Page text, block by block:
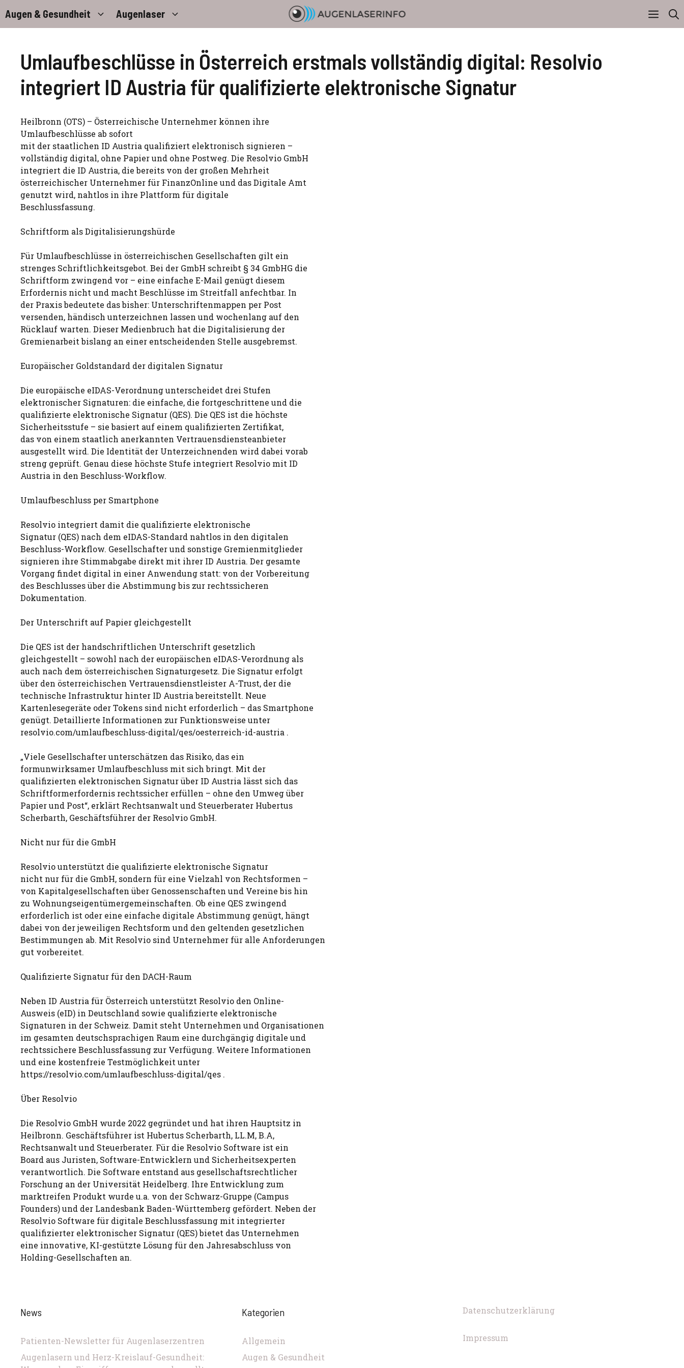
Inhalt
springen
Augen & Gesundheit Augenlaser
Umlaufbeschlüsse in Österreich erstmals vollständig digital: Resolvio
integriert ID Austria für qualifizierte elektronische Signatur
Heilbronn (OTS) – Österreichische Unternehmer können ihre
Umlaufbeschlüsse ab sofort
mit der staatlichen ID Austria qualifiziert elektronisch signieren –
vollständig digital, ohne Papier und ohne Postweg. Die Resolvio GmbH
integriert die ID Austria, die bereits von der großen Mehrheit
österreichischer Unternehmer für FinanzOnline und das Digitale Amt
genutzt wird, nahtlos in ihre Plattform für digitale
Beschlussfassung.
Schriftform als Digitalisierungshürde
Für Umlaufbeschlüsse in österreichischen Gesellschaften gilt ein
strenges Schriftlichkeitsgebot. Bei der GmbH schreibt § 34 GmbHG die
Schriftform zwingend vor – eine einfache E-Mail genügt diesem
Erfordernis nicht und macht Beschlüsse im Streitfall anfechtbar. In
der Praxis bedeutete das bisher: Unterschriftenmappen per Post
versenden, händisch unterzeichnen lassen und wochenlang auf den
Rücklauf warten. Dieser Medienbruch hat die Digitalisierung der
Gremienarbeit bislang an einer entscheidenden Stelle ausgebremst.
Europäischer Goldstandard der digitalen Signatur
Die europäische eIDAS-Verordnung unterscheidet drei Stufen
elektronischer Signaturen: die einfache, die fortgeschrittene und die
qualifizierte elektronische Signatur (QES). Die QES ist die höchste
Sicherheitsstufe – sie basiert auf einem qualifizierten Zertifikat,
das von einem staatlich anerkannten Vertrauensdiensteanbieter
ausgestellt wird. Die Identität der Unterzeichnenden wird dabei vorab
streng geprüft. Genau diese höchste Stufe integriert Resolvio mit ID
Austria in den Beschluss-Workflow.
Umlaufbeschluss per Smartphone
Resolvio integriert damit die qualifizierte elektronische
Signatur (QES) nach dem eIDAS-Standard nahtlos in den digitalen
Beschluss-Workflow. Gesellschafter und sonstige Gremienmitglieder
signieren ihre Stimmabgabe direkt mit ihrer ID Austria. Der gesamte
Vorgang findet digital in einer Anwendung statt: von der Vorbereitung
des Beschlusses über die Abstimmung bis zur rechtssicheren
Dokumentation.
Der Unterschrift auf Papier gleichgestellt
Die QES ist der handschriftlichen Unterschrift gesetzlich
gleichgestellt – sowohl nach der europäischen eIDAS-Verordnung als
auch nach dem österreichischen Signaturgesetz. Die Signatur erfolgt
über den österreichischen Vertrauensdienstleister A-Trust, der die
technische Infrastruktur hinter ID Austria bereitstellt. Neue
Kartenlesegeräte oder Tokens sind nicht erforderlich – das Smartphone
genügt. Detaillierte Informationen zur Funktionsweise unter
resolvio.com/umlaufbeschluss-digital/qes/oesterreich-id-austria .
„Viele Gesellschafter unterschätzen das Risiko, das ein
formunwirksamer Umlaufbeschluss mit sich bringt. Mit der
qualifizierten elektronischen Signatur über ID Austria lässt sich das
Schriftformerfordernis rechtssicher erfüllen – ohne den Umweg über
Papier und Post“, erklärt Rechtsanwalt und Steuerberater Hubertus
Scherbarth, Geschäftsführer der Resolvio GmbH.
Nicht nur für die GmbH
Resolvio unterstützt die qualifizierte elektronische Signatur
nicht nur für die GmbH, sondern für eine Vielzahl von Rechtsformen –
von Kapitalgesellschaften über Genossenschaften und Vereine bis hin
zu Wohnungseigentümergemeinschaften. Ob eine QES zwingend
erforderlich ist oder eine einfache digitale Abstimmung genügt, hängt
dabei von der jeweiligen Rechtsform und den geltenden gesetzlichen
Bestimmungen ab. Mit Resolvio sind Unternehmer für alle Anforderungen
gut vorbereitet.
Qualifizierte Signatur für den DACH-Raum
Neben ID Austria für Österreich unterstützt Resolvio den Online-
Ausweis (eID) in Deutschland sowie qualifizierte elektronische
Signaturen in der Schweiz. Damit steht Unternehmen und Organisationen
im gesamten deutschsprachigen Raum eine durchgängig digitale und
rechtssichere Beschlussfassung zur Verfügung. Weitere Informationen
und eine kostenfreie Testmöglichkeit unter
https://resolvio.com/umlaufbeschluss-digital/qes .
Über Resolvio
Die Resolvio GmbH wurde 2022 gegründet und hat ihren Hauptsitz in
Heilbronn. Geschäftsführer ist Hubertus Scherbarth, LL.M, B.A,
Rechtsanwalt und Steuerberater. Für die Resolvio Software ist ein
Board aus Juristen, Software-Entwicklern und Sicherheitsexperten
verantwortlich. Die Software entstand aus gesellschaftsrechtlicher
Forschung an der Universität Heidelberg. Ihre Entwicklung zum
marktreifen Produkt wurde u.a. von der Schwarz-Gruppe (Campus
Founders) und der Landesbank Baden-Württemberg gefördert. Neben der
Resolvio Software für digitale Beschlussfassung mit integrierter
qualifizierter elektronischer Signatur (QES) bietet das Unternehmen
eine innovative, KI-gestützte Lösung für den Jahresabschluss von
Holding-Gesellschaften an.
News
Patienten-Newsletter für Augenlaserzentren
Augenlasern und Herz-Kreislauf-Gesundheit:
Kategorien
Allgemein
Augen & Gesundheit
Datenschutzerklärung
Impressum